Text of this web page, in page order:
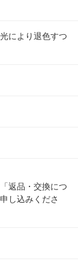
により退色すつ
返品・交換につ
し込みくださ